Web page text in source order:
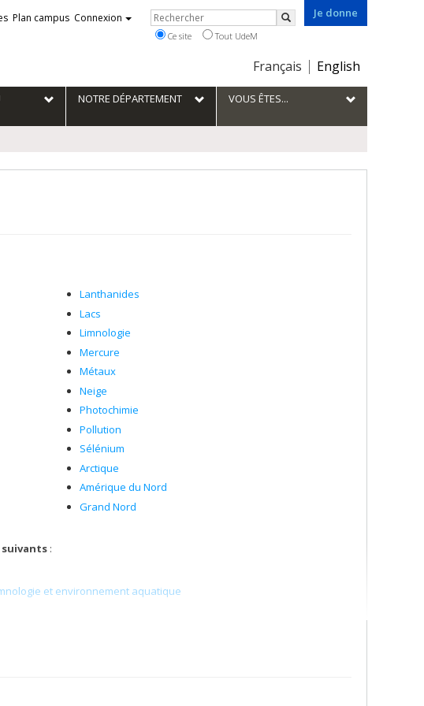
Je donne
Choix
la
langue
Français English
Plan campus Connexion Rechercher
Rechercher
Ce site Tout UdeM
NOTRE DÉPARTEMENT VOUS ÊTES...
Lanthanides
Lacs
Limnologie
Mercure
Métaux
Neige
Photochimie
Pollution
Sélénium
Arctique
Amérique du Nord
Grand Nord
:
et environnement aquatique